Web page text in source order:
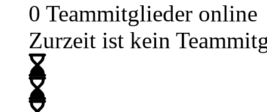
0 Teammitglieder online
Zurzeit ist kein